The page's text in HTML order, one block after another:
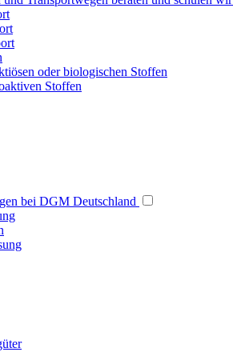
oder biologischen Stoffen
Stoffen
bei DGM Deutschland